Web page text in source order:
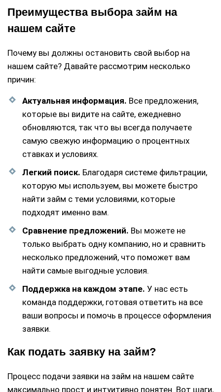
Преимущества выбора займ на
нашем сайте
Почему вы должны остановить свой выбор на
нашем сайте? Давайте рассмотрим несколько
причин:
Актуальная информация. Все предложения,
которые вы видите на сайте, ежедневно
обновляются, так что вы всегда получаете
самую свежую информацию о процентных
ставках и условиях.
Легкий поиск. Благодаря системе фильтрации,
которую мы используем, вы можете быстро
найти займ с теми условиями, которые
подходят именно вам.
Сравнение предложений. Вы можете не
только выбрать одну компанию, но и сравнить
несколько предложений, что поможет вам
найти самые выгодные условия.
Поддержка на каждом этапе. У нас есть
команда поддержки, готовая ответить на все
ваши вопросы и помочь в процессе оформления
заявки.
Как подать заявку на займ?
Процесс подачи заявки на займ на нашем сайте
максимально прост и интуитивно понятен. Вот шаги,